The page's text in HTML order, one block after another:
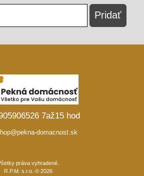
7až15 hod
domacnost.sk
práva vyhradené.
R.P.M. s.r.o. © 2026